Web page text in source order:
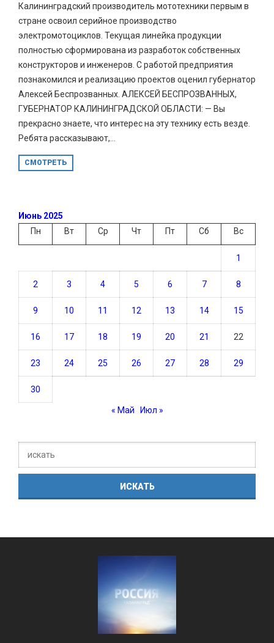
Калининградский производитель мототехники первым в
стране освоил серийное производство
электромотоциклов. Текущая линейка продукции
полностью сформирована из разработок собственных
конструкторов и инженеров. С работой предприятия
познакомился и реализацию проектов оценил губернатор
Алексей Беспрозванных. АЛЕКСЕЙ БЕСПРОЗВАННЫХ,
ГУБЕРНАТОР КАЛИНИНГРАДСКОЙ ОБЛАСТИ: — Вы
прекрасно знаете, что интерес на эту технику есть везде.
Ребята рассказывают,...
СМОТРЕТЬ
Июнь 2025
Пн
Вт Ср Чт Пт Сб Вс
1
2 3 4 5 6 7 8
9 10 11 12 13 14 15
16 17 18 19 20 21 22
23 24 25 26 27 28 29
30
« Май Июл »